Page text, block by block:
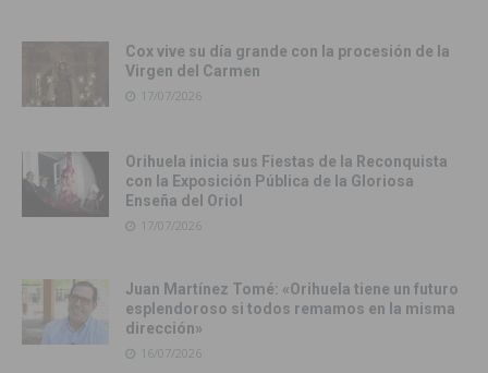
Cox vive su día grande con la procesión de la
Virgen del Carmen
17/07/2026
Orihuela inicia sus Fiestas de la Reconquista
con la Exposición Pública de la Gloriosa
Enseña del Oriol
17/07/2026
Juan Martínez Tomé: «Orihuela tiene un futuro
esplendoroso si todos remamos en la misma
dirección»
16/07/2026